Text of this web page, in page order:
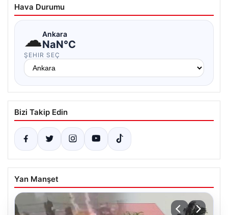
Hava Durumu
☁Ankara
NaN°C
ŞEHIR SEÇ
Bizi Takip Edin
Yan Manşet